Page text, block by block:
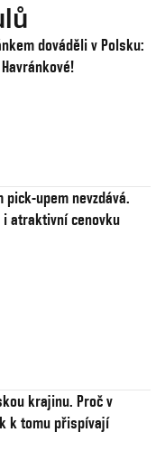
dováděli v Polsku:
upem nevzdává.
atraktivní cenovku
krajinu. Proč v
k tomu přispívají